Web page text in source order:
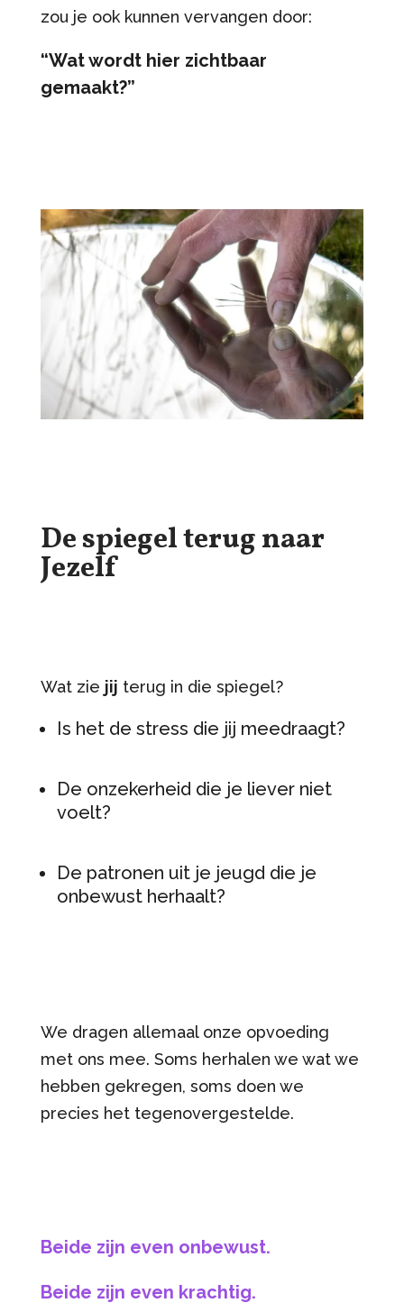
zou je ook kunnen vervangen door:
“Wat wordt hier zichtbaar
gemaakt?”
De spiegel terug naar
Jezelf
Wat zie jij terug in die spiegel?
Is het de stress die jij meedraagt?
De onzekerheid die je liever niet
voelt?
De patronen uit je jeugd die je
onbewust herhaalt?
We dragen allemaal onze opvoeding
met ons mee. Soms herhalen we wat we
hebben gekregen, soms doen we
precies het tegenovergestelde.
Beide zijn even onbewust.
Beide zijn even krachtig.